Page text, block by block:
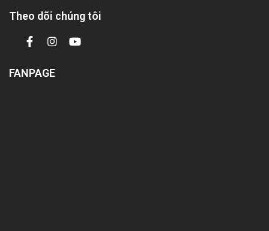
Theo dõi chúng tôi
FANPAGE